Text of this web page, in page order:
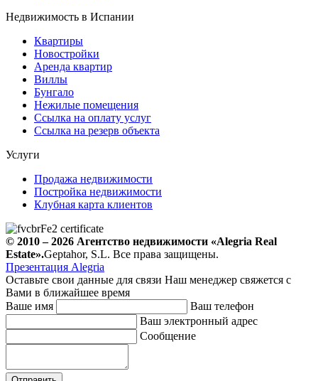
Недвижимость в Испании
Квартиры
Новостройки
Аренда квартир
Виллы
Бунгало
Нежилые помещения
Ссылка на оплату услуг
Ссылка на резерв объекта
Услуги
Продажа недвижимости
Постройка недвижимости
Клубная карта клиентов
© 2010 – 2026 Агентство недвижимости «Alegria Real
Estate».Geptahor, S.L. Все права защищены.
Презентация Alegria
Оставьте свои данные для связи Наш менеджер свяжется с
Вами в ближайшее время
Ваше имя
Ваш телефон
Ваш электронный адрес
Сообщение